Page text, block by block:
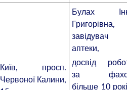
Київ, просп.
Червоної Калини,
Булах
Григорівна,
завідувач
аптеки,
досвід
за
більше 10